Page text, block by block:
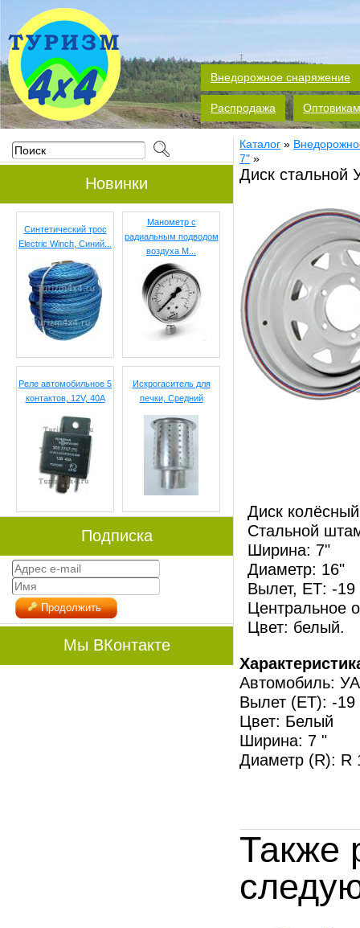
Внедорожное снаряжение
Распродажа Оптовикам
Новинки
Синтетический трос
Electric Winch, Cиний...
Манометр с
радиальным подводом
воздуха M...
Реле автомобильное 5
контактов, 12V, 40A
Искрогаситель для
печки, Средний
Подписка
Продолжить
Мы ВКонтакте
Каталог »
7" »
Диск стальной
Диск
Стальной
Ширина: 7"
Диаметр: 16"
Вылет, ЕТ: -19
Центральное
Цвет: белый.
Автомобиль:
Вылет (ЕТ): -
Цвет: Белый
Ширина: 7 "
Диаметр (R): R
Также